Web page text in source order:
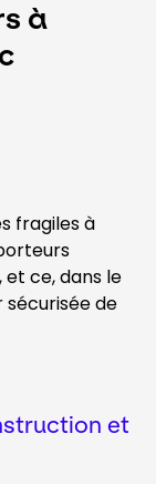
à
fragiles à
ce, dans le
de
et